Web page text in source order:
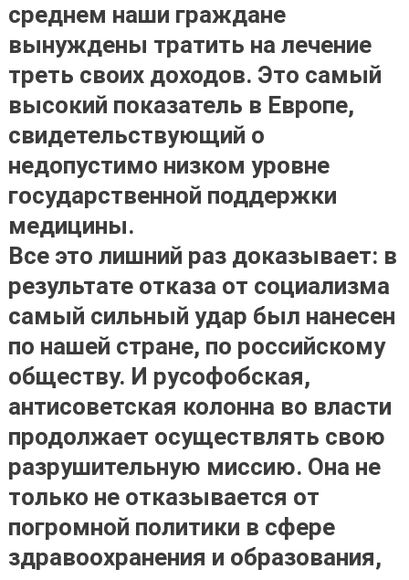
среднем наши граждане
вынуждены тратить на лечение
треть своих доходов. Это самый
высокий показатель в Европе,
свидетельствующий о
недопустимо низком уровне
государственной поддержки
медицины.
Все это лишний раз доказывает: в
результате отказа от социализма
самый сильный удар был нанесен
по нашей стране, по российскому
обществу. И русофобская,
антисоветская колонна во власти
продолжает осуществлять свою
разрушительную миссию. Она не
только не отказывается от
погромной политики в сфере
здравоохранения и образования,